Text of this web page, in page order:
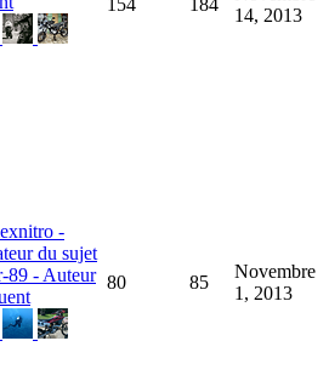
14, 2013
80 85
Novembre
1, 2013